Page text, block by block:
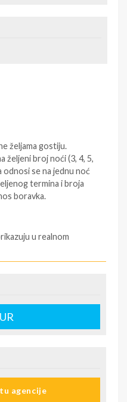
željama gostiju.
željeni broj noći (3, 4, 5,
odnosi se na jednu noć
termina i broja
boravka.
u realnom
izabranoj smeštajnoj
hotelskih sadržaja
- organizaciju
recepciji
i 2* i nekategorisane
agencije